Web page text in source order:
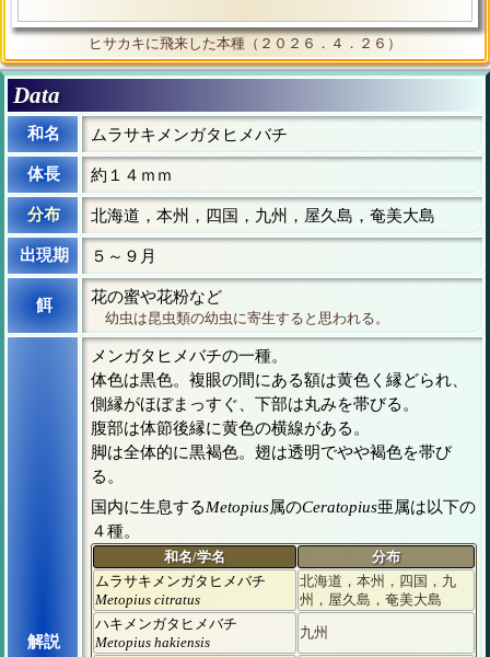
ヒサカキに飛来した本種（２０２６．４．２６）
Data
和名 ムラサキメンガタヒメバチ
体長 約１４ｍｍ
分布 北海道，本州，四国，九州，屋久島，奄美大島
出現期 ５～９月
餌 花の蜜や花粉など
幼虫は昆虫類の幼虫に寄生すると思われる。
解説
メンガタヒメバチの一種。
体色は黒色。複眼の間にある額は黄色く縁どられ、
側縁がほぼまっすぐ、下部は丸みを帯びる。
腹部は体節後縁に黄色の横線がある。
脚は全体的に黒褐色。翅は透明でやや褐色を帯び
る。
国内に生息するMetopius属のCeratopius亜属は以下の
４種。
和名/学名
分布
ムラサキメンガタヒメバチ
Metopius citratus
北海道，本州，四国，九
州，屋久島，奄美大島
ハキメンガタヒメバチ
Metopius hakiensis
九州